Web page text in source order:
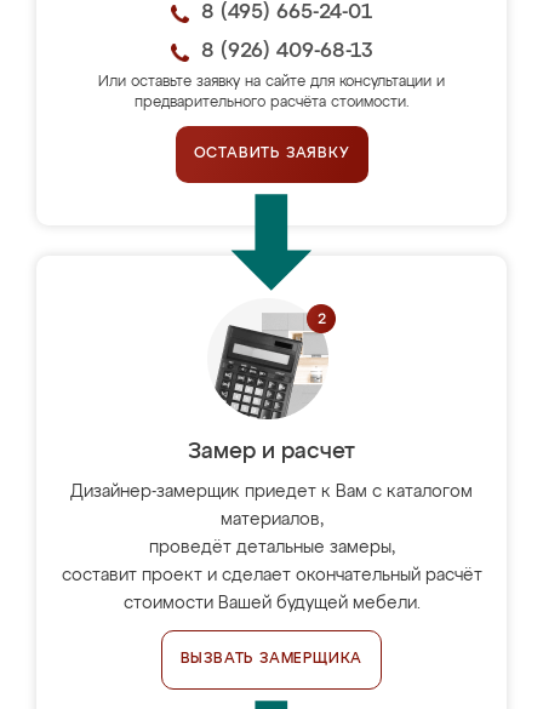
8 (495) 665-24-01
8 (926) 409-68-13
Или оставьте заявку на сайте для консультации и
предварительного расчёта стоимости.
ОСТАВИТЬ ЗАЯВКУ
Замер и расчет
Дизайнер-замерщик приедет к Вам с каталогом
материалов,
проведёт детальные замеры,
составит проект и сделает окончательный расчёт
стоимости Вашей будущей мебели.
ВЫЗВАТЬ ЗАМЕРЩИКА